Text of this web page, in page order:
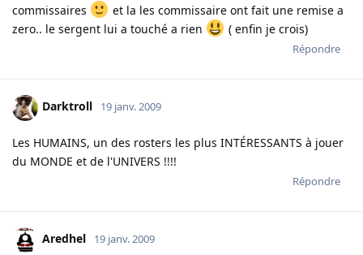
commissaires
et la les commissaire ont fait une remise a
zero.. le sergent lui a touché a rien
( enfin je crois)
Répondre
Darktroll 19 janv. 2009
Les HUMAINS, un des rosters les plus INTÉRESSANTS à jouer
du MONDE et de l'UNIVERS !!!!
Répondre
Aredhel 19 janv. 2009